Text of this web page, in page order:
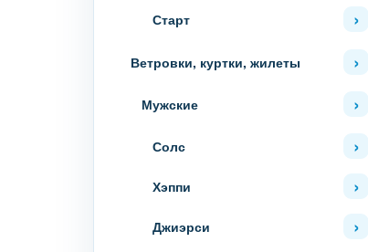
Старт
Ветровки, куртки, жилеты
Мужские
Солс
Хэппи
Джиэрси